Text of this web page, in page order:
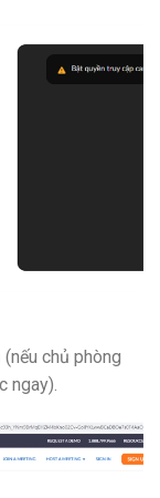
(nếu chủ phòng
ngay).